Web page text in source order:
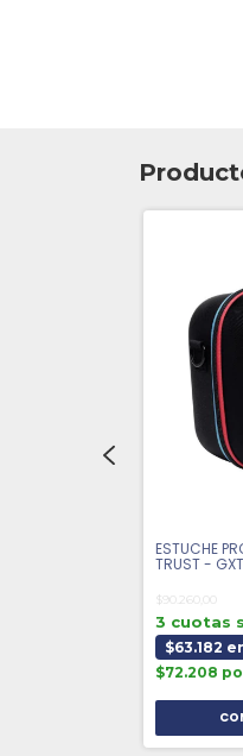
ESTUCHE
TRUST -
$90.260,00
3 cuotas
$63.182
$72.208